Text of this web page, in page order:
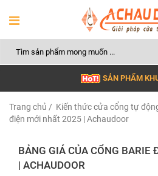
SẢN PHẨM
Trang chủ / Kiến thức cửa cổng tự
điện mới nhất 2025 | Achaudoor
BẢNG GIÁ CỦA CỔNG
| ACHAUDOOR